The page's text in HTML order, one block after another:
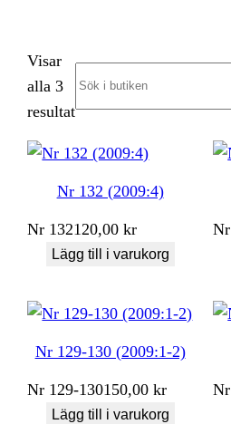
Visar
alla 3
resultatSortera
senaste
Nr 132 (2009:4)
Nr 132120,00kr
Lägg till i varukorg
Nr
Nr 129-130 (2009:1-2)
Nr 129-130150,00kr
Lägg till i varukorg
Nr